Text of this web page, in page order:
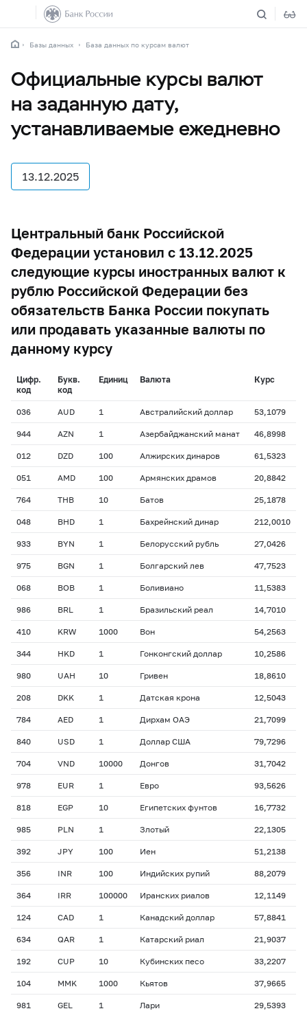
Базы данных База данных по курсам валют
Официальные курсы валют
на заданную дату,
устанавливаемые ежедневно
13.12.2025
Центральный банк Российской
Федерации установил с 13.12.2025
следующие курсы иностранных валют к
рублю Российской Федерации без
обязательств Банка России покупать
или продавать указанные валюты по
данному курсу
Цифр.
код
Букв.
код
Единиц Валюта Курс
036 AUD 1 Австралийский доллар 53,1079
944 AZN 1 Азербайджанский манат 46,8998
012 DZD 100 Алжирских динаров 61,5323
051 AMD 100 Армянских драмов 20,8842
764 THB 10 Батов 25,1878
048 BHD 1 Бахрейнский динар 212,0010
933 BYN 1 Белорусский рубль 27,0426
975 BGN 1 Болгарский лев 47,7523
068 BOB 1 Боливиано 11,5383
986 BRL 1 Бразильский реал 14,7010
410 KRW 1000 Вон 54,2563
344 HKD 1 Гонконгский доллар 10,2586
980 UAH 10 Гривен 18,8610
208 DKK 1 Датская крона 12,5043
784 AED 1 Дирхам ОАЭ 21,7099
840 USD 1 Доллар США 79,7296
704 VND 10000 Донгов 31,7042
978 EUR 1 Евро 93,5626
818 EGP 10 Египетских фунтов 16,7732
985 PLN 1 Злотый 22,1305
392 JPY 100 Иен 51,2138
356 INR 100 Индийских рупий 88,2079
364 IRR 100000 Иранских риалов 12,1149
124 CAD 1 Канадский доллар 57,8841
634 QAR 1 Катарский риал 21,9037
192 CUP 10 Кубинских песо 33,2207
104 MMK 1000 Кьятов 37,9665
981 GEL 1 Лари 29,5393